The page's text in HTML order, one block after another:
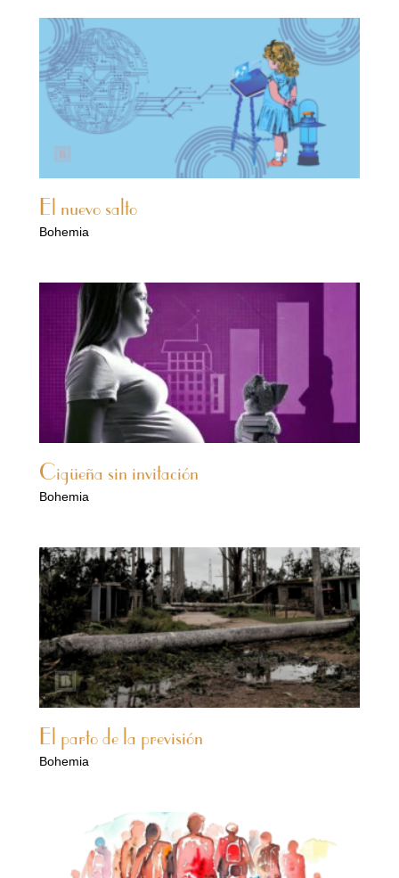
El nuevo salto
Bohemia
Cigüeña sin invitación
Bohemia
El parto de la previsión
Bohemia